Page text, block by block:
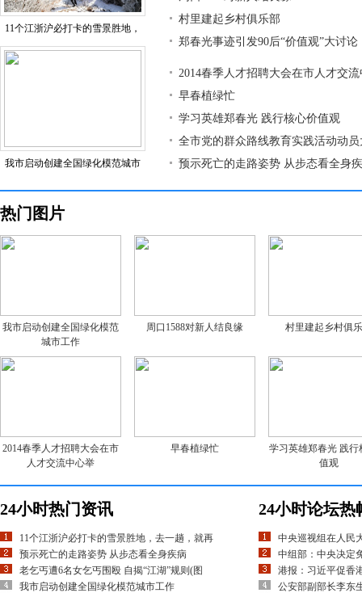
11个江浙沪必打卡的雪景胜地，
我市启动创建全国绿化模范城市
村里建起乡村俱乐部
郑春光事迹引发90后“价值观”大讨论
2014春季人才招聘大会在市人才交
早春植绿忙
学习英雄郑春光 践行核心价值观
全市党的群众路线教育实践活动动
预示死亡的走路姿势 从步态看全身
热门图片
我市启动创建全国绿化模范
城市工作
周口1588对新人结良缘 村里建起乡村俱
2014春季人才招聘大会在市
人才交流中心举
早春植绿忙
学习英雄郑春光 践行
值观
24小时热门资讯
11个江浙沪必打卡的雪景胜地，去一趟，就再
预示死亡的走路姿势 从步态看全身疾病
老乞丐遭6名女乞丐围殴 自揭“江湖”规则(图
我市启动创建全国绿化模范城市工作
24小时论坛热
中央巡视组在人民
中组部：中央决定
港报：习近平促香
公安部副部长李东